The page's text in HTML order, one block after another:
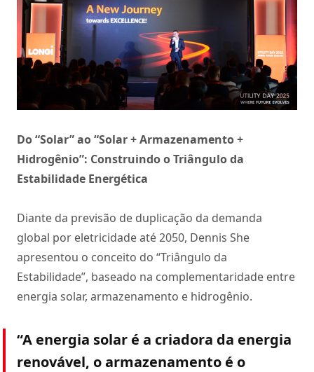
Do “Solar” ao “Solar + Armazenamento +
Hidrogênio”: Construindo o Triângulo da
Estabilidade Energética
Diante da previsão de duplicação da demanda
global por eletricidade até 2050, Dennis She
apresentou o conceito do “Triângulo da
Estabilidade”, baseado na complementaridade entre
energia solar, armazenamento e hidrogênio.
“A energia solar é a criadora da energia
renovável, o armazenamento é o